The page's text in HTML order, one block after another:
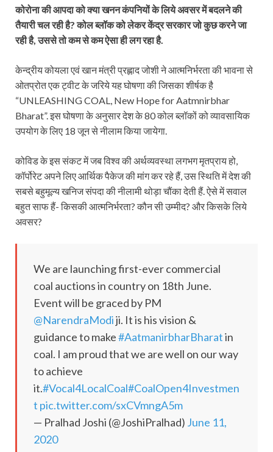
कोरोना की आपदा को क्या खनन कंपनियों के लिये अवसर में बदलने की
तैयारी चल रही है? कोल ब्लॉक को लेकर केंद्र सरकार जो कुछ करने जा
रही है, उससे तो कम से कम ऐसा ही लग रहा है.
केन्द्रीय कोयला एवं खान मंत्री प्रह्लाद जोशी ने आत्मनिर्भरता की भावना से
ओतप्रोत एक ट्वीट के जरिये यह घोषणा की जिसका शीर्षक है
“UNLEASHING COAL, New Hope for Aatmnirbhar
Bharat”. इस घोषणा के अनुसार देश के 80 कोल ब्लॉकों को व्यावसायिक
उपयोग के लिए 18 जून से नीलाम किया जायेगा.
कोविड के इस संकट में जब विश्व की अर्थव्यवस्था लगभग मृतप्राय हो,
कॉर्पोरेट अपने लिए आर्थिक पैकेज की मांग कर रहे हैं, उस स्थिति में देश की
सबसे बहुमूल्य खनिज संपदा की नीलामी थोड़ा चौंका देती हैं. ऐसे में सवाल
बहुत साफ हैं- किसकी आत्मनिर्भरता? कौन सी उम्मीद? और किसके लिये
अवसर?
We are launching first-ever commercial
coal auctions in country on 18th June.
Event will be graced by PM
@NarendraModiji. It is his vision &
guidance to make#AatmanirbharBharatin
coal. I am proud that we are well on our way
to achieve
it.#Vocal4LocalCoal#CoalOpen4Investmen
t pic.twitter.com/sxCVmngA5m
— Pralhad Joshi (@JoshiPralhad) June 11,
2020